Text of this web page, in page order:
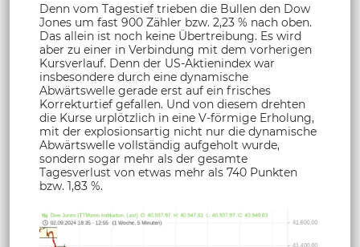
Denn vom Tagestief trieben die Bullen den Dow
Jones um fast 900 Zähler bzw. 2,23 % nach oben.
Das allein ist noch keine Übertreibung. Es wird
aber zu einer in Verbindung mit dem vorherigen
Kursverlauf. Denn der US-Aktienindex war
insbesondere durch eine dynamische
Abwärtswelle gerade erst auf ein frisches
Korrekturtief gefallen. Und von diesem drehten
die Kurse urplötzlich in eine V-förmige Erholung,
mit der explosionsartig nicht nur die dynamische
Abwärtswelle vollständig aufgeholt wurde,
sondern sogar mehr als der gesamte
Tagesverlust von etwas mehr als 740 Punkten
bzw. 1,83 %.